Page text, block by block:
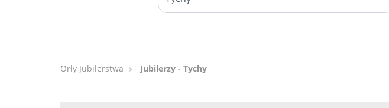
Orły Jubilerstwa Jubilerzy - Tychy